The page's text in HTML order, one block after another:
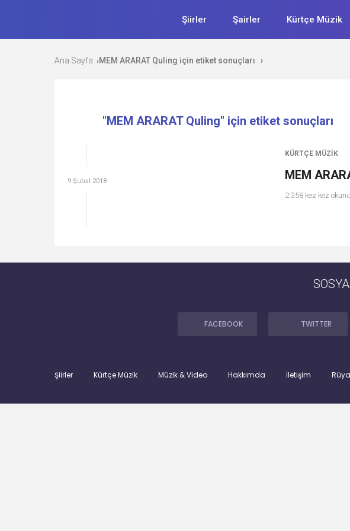
Şiirler Şairler Kürtçe Müzik
Ana Sayfa › MEM ARARAT Quling için etiket sonuçları ›
"MEM ARARAT Quling" için etiket sonuçları
KÜRTÇE MÜZIK
MEM
2.358 kez kez
9 Şubat 2018
FACEBOOK TWITTER
Şiirler Kürtçe Müzik Müzik & Video Hakkımda İletişim